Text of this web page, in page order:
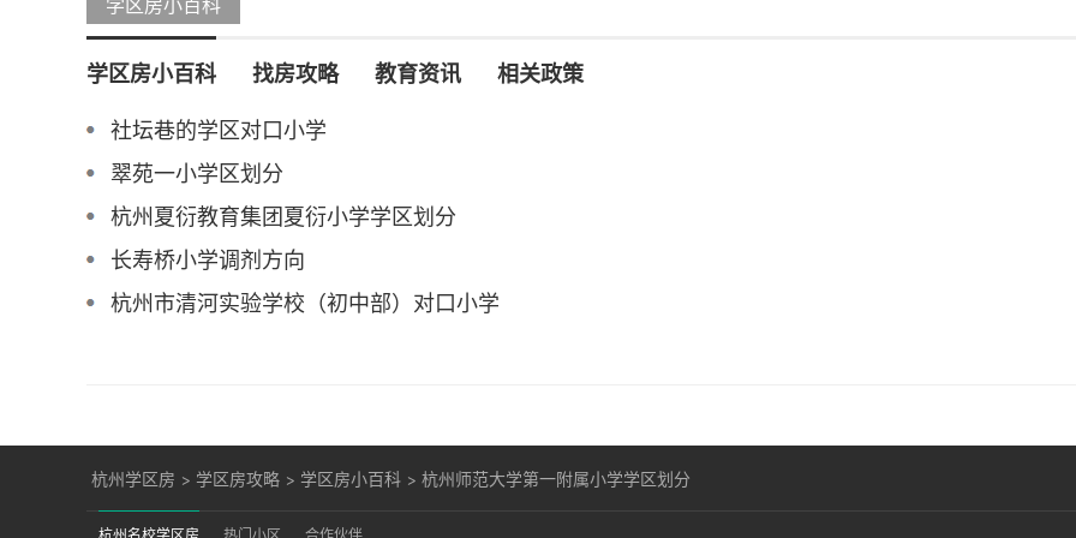
学区房小百科 找房攻略 教育资讯 相关政策
社坛巷的学区对口小学
翠苑一小学区划分
杭州夏衍教育集团夏衍小学学区划分
长寿桥小学调剂方向
杭州市清河实验学校（初中部）对口小学
杭州学区房 > 学区房攻略 > 学区房小百科 > 杭州师范大学第一附属小学学区划分
杭州名校学区房 热门小区 合作伙伴